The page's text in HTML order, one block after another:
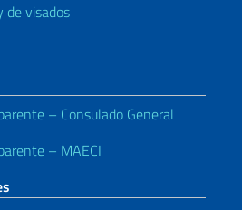
de visados
– Consulado General
– MAECI